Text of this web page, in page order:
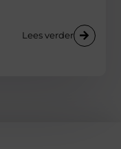
Lees verder